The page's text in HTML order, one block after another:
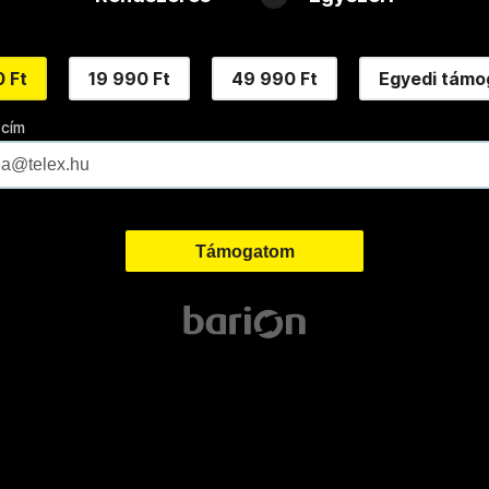
Ft 19 990 Ft 49 990 Ft Egyedi